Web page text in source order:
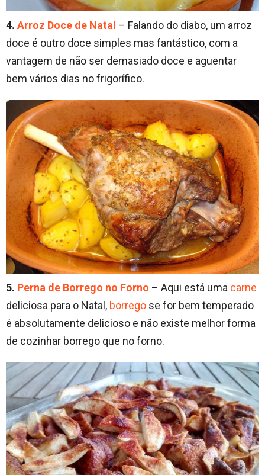
4. Arroz Doce de Natal – Falando do diabo, um arroz
doce é outro doce simples mas fantástico, com a
vantagem de não ser demasiado doce e aguentar
bem vários dias no frigorífico.
5. Perna de Borrego no Forno – Aqui está uma carne
deliciosa para o Natal, borrego se for bem temperado
é absolutamente delicioso e não existe melhor forma
de cozinhar borrego que no forno.